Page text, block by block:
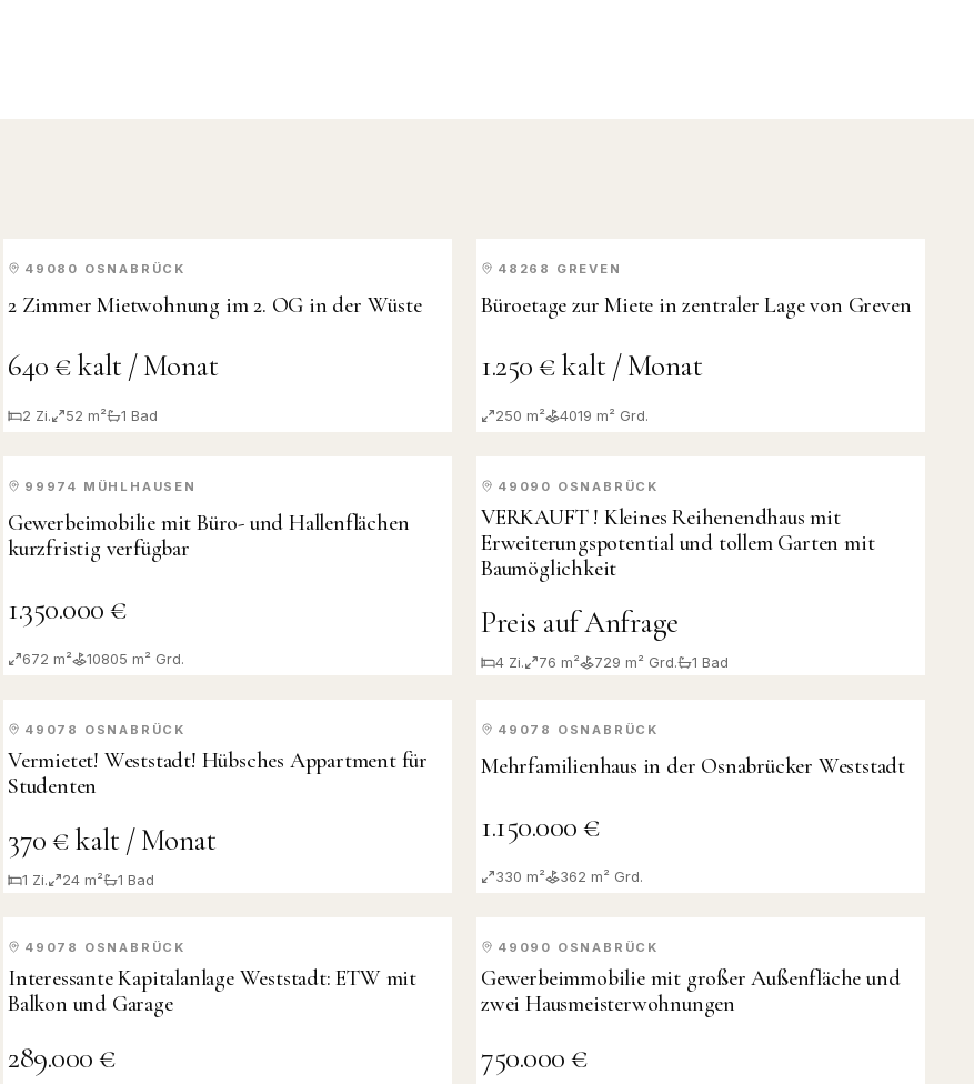
MIETE
49080 OSNABRÜCK
2 Zimmer Mietwohnung im 2. OG in der Wüste
640 € kalt / Monat
2 Zi. 52 m² 1 Bad
MIETE
48268 GREVEN
Büroetage zur Miete in zentraler Lage von Greven
1.250 € kalt / Monat
250 m² 4019 m² Grd.
KAUF
99974 MÜHLHAUSEN
Gewerbeimobilie mit Büro- und Hallenflächen
kurzfristig verfügbar
1.350.000 €
672 m² 10805 m² Grd.
VERKAUFT
49090 OSNABRÜCK
VERKAUFT ! Kleines Reihenendhaus mit
Erweiterungspotential und tollem Garten mit
Baumöglichkeit
Preis auf Anfrage
4 Zi. 76 m² 729 m² Grd. 1 Bad
VERMIETET
49078 OSNABRÜCK
Vermietet! Weststadt! Hübsches Appartment für
Studenten
370 € kalt / Monat
1 Zi. 24 m² 1 Bad
KAUF
49078 OSNABRÜCK
Mehrfamilienhaus in der Osnabrücker Weststadt
1.150.000 €
330 m² 362 m² Grd.
KAUF
49078 OSNABRÜCK
Interessante Kapitalanlage Weststadt: ETW mit
Balkon und Garage
289.000 €
KAUF
49090 OSNABRÜCK
Gewerbeimmobilie mit großer Außenfläche und
zwei Hausmeisterwohnungen
750.000 €